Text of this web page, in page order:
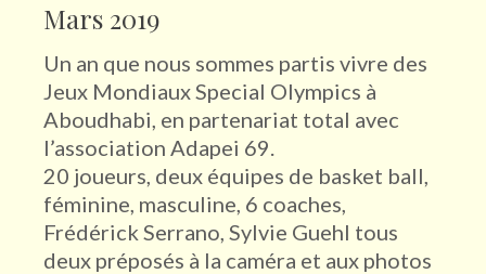
Mars 2019
Un an que nous sommes partis vivre des
Jeux Mondiaux Special Olympics à
Aboudhabi, en partenariat total avec
l’association Adapei 69.
20 joueurs, deux équipes de basket ball,
féminine, masculine, 6 coaches,
Frédérick Serrano, Sylvie Guehl tous
deux préposés à la caméra et aux photos